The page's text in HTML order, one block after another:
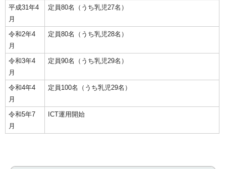
平成31年4
月
定員80名（うち乳児27名）
令和2年4
月
定員80名（うち乳児28名）
令和3年4
月
定員90名（うち乳児29名）
令和4年4
月
定員100名（うち乳児29名）
令和5年7
月
ICT運用開始